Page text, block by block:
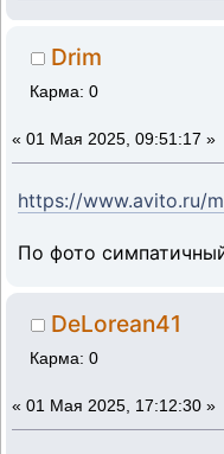
Drim
Карма: 0
« 01 Мая 2025, 09:51:17 »
https://www.avito.ru/
По фото
DeLorean41
Карма: 0
« 01 Мая 2025, 17:12:30 »